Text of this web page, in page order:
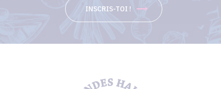
INSCRIS-TOI !